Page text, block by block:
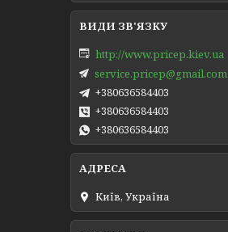
2140375
http://www.pricep.kiev.ua
service.pricep@gmail.com
+380636584403
+380636584403
+380636584403
Київ, Україна